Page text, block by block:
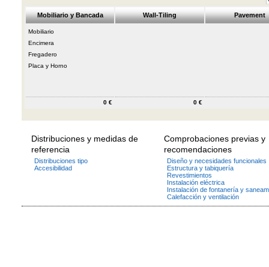
Mobiliario y Bancada Wall-Tiling Pavement
Mobiliario
Encimera
Fregadero
Placa y Horno
0 € 0 €
Distribuciones y medidas de
referencia
Distribuciones tipo
Accesibilidad
Comprobaciones previas y
recomendaciones
Diseño y necesidades funcionales
Estructura y tabiquería
Revestimientos
Instalación eléctrica
Instalación de fontanería y
Calefacción y ventilación